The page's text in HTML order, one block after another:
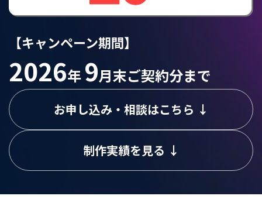
【キャンペーン期間】
2026年 9月末ご契約分まで
お申し込み・相談はこちら ↓
制作実績を見る ↓